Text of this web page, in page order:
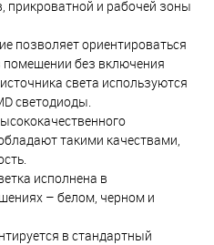
прикроватной и рабочей зоны
позволяет ориентироваться
помещении без включения
света используются
светодиоды.
такими качествами,
исполнена в
– белом, черном и
в стандартный